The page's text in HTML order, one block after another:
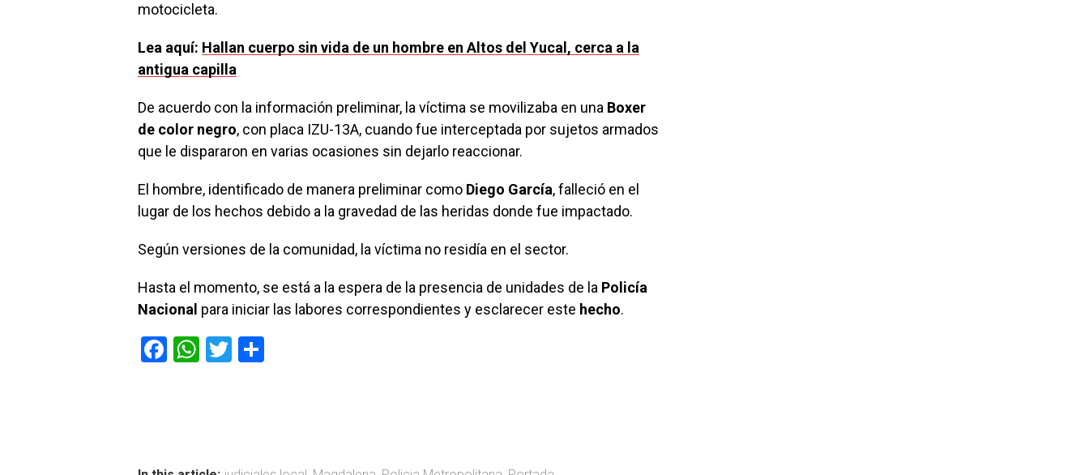
motocicleta.
Lea aquí: Hallan cuerpo sin vida de un hombre en Altos del Yucal, cerca a la
antigua capilla
De acuerdo con la información preliminar, la víctima se movilizaba en una Boxer
de color negro, con placa IZU-13A, cuando fue interceptada por sujetos armados
que le dispararon en varias ocasiones sin dejarlo reaccionar.
El hombre, identificado de manera preliminar como Diego García, falleció en el
lugar de los hechos debido a la gravedad de las heridas donde fue impactado.
Según versiones de la comunidad, la víctima no residía en el sector.
Hasta el momento, se está a la espera de la presencia de unidades de la Policía
Nacional para iniciar las labores correspondientes y esclarecer este hecho.
F
W T